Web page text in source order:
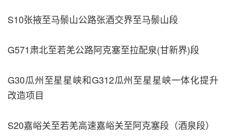
S10张掖至马鬃山公路张酒交界至马鬃山段
G571肃北至若羌公路阿克塞至拉配泉(甘新界)段
G30瓜州至星星峡和G312瓜州至星星峡一体化提升
改造项目
S20嘉峪关至若羌高速嘉峪关至阿克塞段（酒泉段）